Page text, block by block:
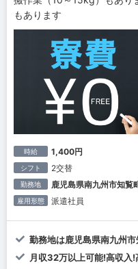
もあります
時給 1,400円
シフト 2交替
勤務地 鹿児島県南九州市知
雇用形態 派遣社員
勤務地は鹿児島県南九州
月収32万以上可能!高収入